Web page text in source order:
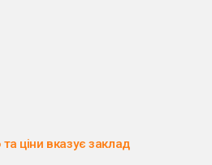
ціни вказує заклад